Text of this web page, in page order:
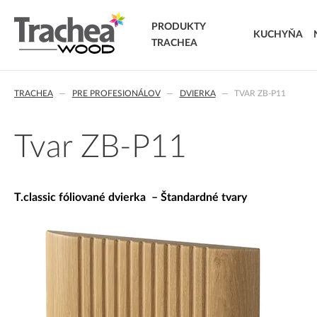
PRODUKTY
TRACHEA
KUCHYŇA
T.lacq striekané dvierka
T.masiv masívne dvierka
T.effect+ laminované kompozitné dvierka
TRACHEA PRE PROFESIONÁLOV DVIERKA TVAR ZB-P11
Tvar ZB-P11
T.classic fóliované dvierka – Štandardné tvary